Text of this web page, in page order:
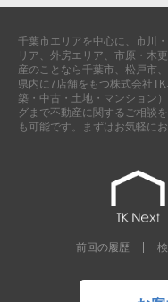
千葉市エリアを中心に、市川
リア、外房エリア、市原・木
産のことなら千葉市、松戸市
県内に7店舗をもつ株式会社
築・中古・土地・マンション
グまで不動産に関するご相談
も可能です。まずはお気軽に
前回の履歴
四街道･佐倉･八千代方面エリア
四街道･佐倉･八千代方面エリ
四街道･佐倉･八千代方面エリ
四街道･佐倉･八千代方面エリア
船橋･市川･浦安方面エリア
船橋･市川･浦安方面エリアのマ
千葉市エリアの新築一戸建